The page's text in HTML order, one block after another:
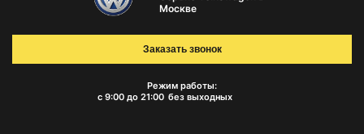
Москве
Режим работы:
с 9:00 до 21:00 без выходных
Заказать звонок